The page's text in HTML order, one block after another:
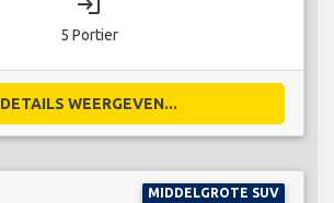
5 Portier
DETAILS WEERGEVEN...
MIDDELGROTE SUV